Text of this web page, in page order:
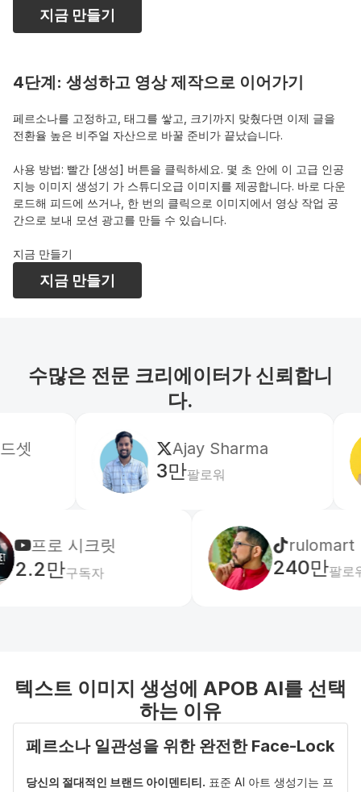
지금 만들기
4단계: 생성하고 영상 제작으로 이어가기
페르소나를 고정하고, 태그를 쌓고, 크기까지 맞췄다면 이제 글을
전환율 높은 비주얼 자산으로 바꿀 준비가 끝났습니다.
사용 방법: 빨간 [생성] 버튼을 클릭하세요. 몇 초 안에 이 고급 인공
지능 이미지 생성기 가 스튜디오급 이미지를 제공합니다. 바로 다운
로드해 피드에 쓰거나, 한 번의 클릭으로 이미지에서 영상 작업 공
간으로 보내 모션 광고를 만들 수 있습니다.
지금 만들기
지금 만들기
수많은 전문 크리에이터가 신뢰합니
다.
Ajay Sharma
3만팔로워
시크릿
구독자
rulomart
240만팔로워
텍스트 이미지 생성에 APOB AI를 선택
하는 이유
페르소나 일관성을 위한 완전한 Face-Lock
당신의 절대적인 브랜드 아이덴티티. 표준 AI 아트 생성기는 프